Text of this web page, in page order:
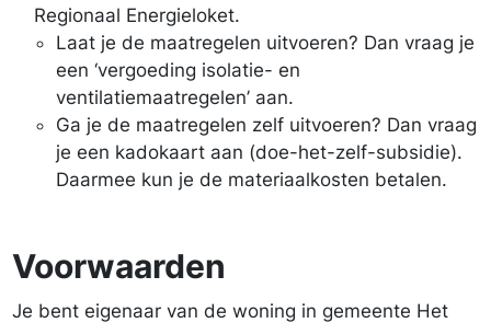
Regionaal Energieloket.
Laat je de maatregelen uitvoeren? Dan vraag je
een ‘vergoeding isolatie- en
ventilatiemaatregelen’ aan.
Ga je de maatregelen zelf uitvoeren? Dan vraag
je een kadokaart aan (doe-het-zelf-subsidie).
Daarmee kun je de materiaalkosten betalen.
Voorwaarden
Je bent eigenaar van de woning in gemeente Het